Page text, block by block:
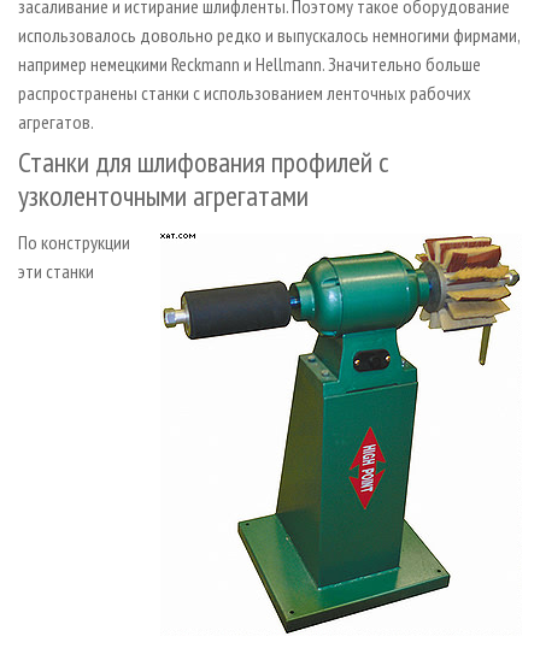
засаливание и истирание шлифленты. Поэтому такое оборудование
использовалось довольно редко и выпускалось немногими фирмами,
например немецкими Reckmann и Hellmann. Значительно больше
распространены станки с использованием ленточных рабочих
агрегатов.
Станки для шлифования профилей с
узколенточными агрегатами
По конструкции
эти станки